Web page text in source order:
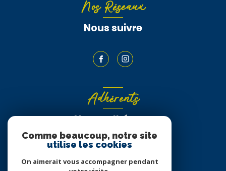
Nos Réseaux
Nous suivre
Adhérents
Nous adhérons
Comme beaucoup, notre site
utilise les cookies
On aimerait vous accompagner pendant